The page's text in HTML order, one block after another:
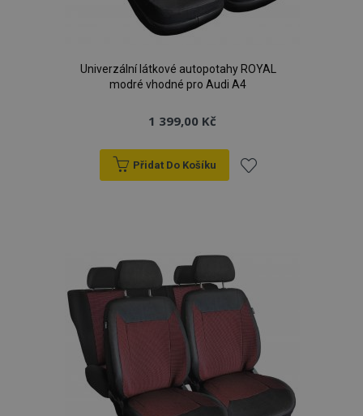
Univerzální látkové autopotahy ROYAL
modré vhodné pro Audi A4
1 399,00 Kč
Přidat Do Košíku